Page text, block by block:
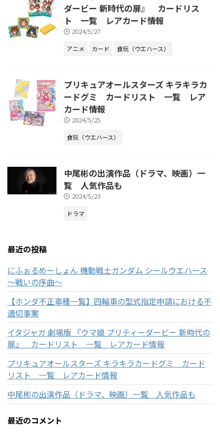
ダービー 新時代の扉』 カードリス
ト 一覧 レアカード情報
2024/5/27
アニメ カード 食玩（ウエハース）
プリキュアオールスターズ キラキラカ
ードグミ カードリスト 一覧 レア
カード情報
2024/5/25
食玩（ウエハース）
中尾彬の出演作品（ドラマ、映画）一
覧 人気作品も
2024/5/23
ドラマ
最近の投稿
にふぉるめーしょん 機動戦士ガンダム シールウエハース
～戦いの序曲～
【ホンダ不正車種一覧】四輪車の型式指定申請における不
適切事案
イタジャガ 劇場版 『ウマ娘 プリティーダービー 新時代の
扉』 カードリスト 一覧 レアカード情報
プリキュアオールスターズ キラキラカードグミ カード
リスト 一覧 レアカード情報
中尾彬の出演作品（ドラマ、映画）一覧 人気作品も
最近のコメント